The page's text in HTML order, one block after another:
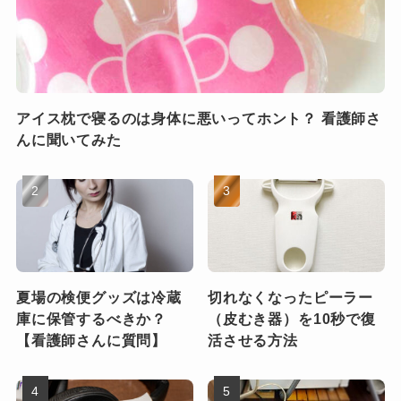
アイス枕で寝るのは身体に悪いってホント？ 看護師さ
んに聞いてみた
夏場の検便グッズは冷蔵
庫に保管するべきか？
【看護師さんに質問】
切れなくなったピーラー
（皮むき器）を10秒で復
活させる方法